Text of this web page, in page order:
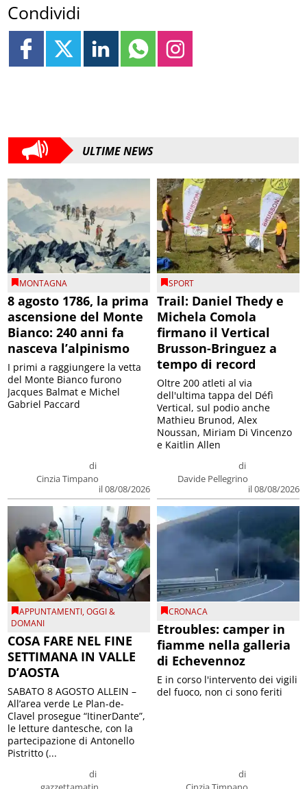
Condividi
ULTIME NEWS
MONTAGNA
8 agosto 1786, la prima
ascensione del Monte
Bianco: 240 anni fa
nasceva l’alpinismo
di
Cinzia Timpano
il 08/08/2026
I primi a raggiungere la vetta
del Monte Bianco furono
Jacques Balmat e Michel
Gabriel Paccard
SPORT
Trail: Daniel Thedy e
Michela Comola
firmano il Vertical
Brusson-Bringuez a
tempo di record
di
Davide Pellegrino
il 08/08/2026
Oltre 200 atleti al via
dell'ultima tappa del Défì
Vertical, sul podio anche
Mathieu Brunod, Alex
Noussan, Miriam Di Vincenzo
e Kaitlin Allen
APPUNTAMENTI,OGGI &
DOMANI
COSA FARE NEL FINE
SETTIMANA IN VALLE
D’AOSTA
di
SABATO 8 AGOSTO ALLEIN –
All’area verde Le Plan-de-
Clavel prosegue “ItinerDante”,
le letture dantesche, con la
partecipazione di Antonello
Pistritto (...
CRONACA
Etroubles: camper in
fiamme nella galleria
di Echevennoz
di
E in corso l'intervento dei vigili
del fuoco, non ci sono feriti